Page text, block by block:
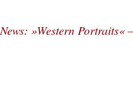
News: »Western